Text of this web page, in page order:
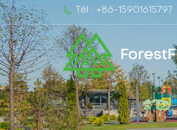
Tél : +86-15901615797